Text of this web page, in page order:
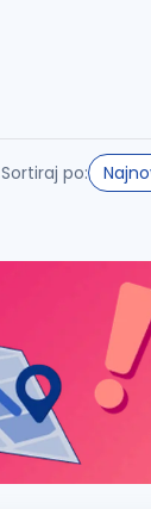
Sortiraj po: